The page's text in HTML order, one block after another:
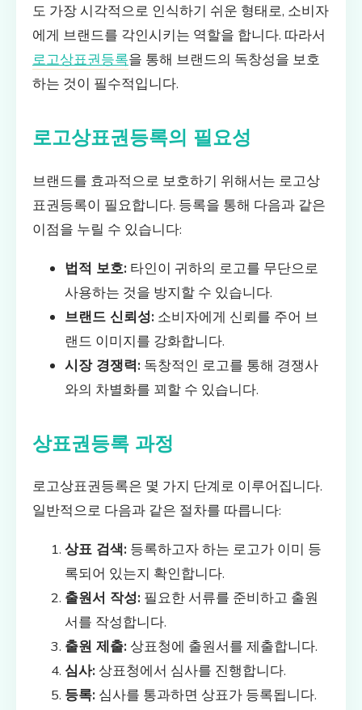
도 가장 시각적으로 인식하기 쉬운 형태로, 소비자
에게 브랜드를 각인시키는 역할을 합니다. 따라서
로고상표권등록을 통해 브랜드의 독창성을 보호
하는 것이 필수적입니다.
로고상표권등록의 필요성
브랜드를 효과적으로 보호하기 위해서는 로고상
표권등록이 필요합니다. 등록을 통해 다음과 같은
이점을 누릴 수 있습니다:
법적 보호: 타인이 귀하의 로고를 무단으로
사용하는 것을 방지할 수 있습니다.
브랜드 신뢰성: 소비자에게 신뢰를 주어 브
랜드 이미지를 강화합니다.
시장 경쟁력: 독창적인 로고를 통해 경쟁사
와의 차별화를 꾀할 수 있습니다.
상표권등록 과정
로고상표권등록은 몇 가지 단계로 이루어집니다.
일반적으로 다음과 같은 절차를 따릅니다:
상표 검색: 등록하고자 하는 로고가 이미 등
록되어 있는지 확인합니다.
출원서 작성: 필요한 서류를 준비하고 출원
서를 작성합니다.
출원 제출: 상표청에 출원서를 제출합니다.
심사: 상표청에서 심사를 진행합니다.
등록: 심사를 통과하면 상표가 등록됩니다.